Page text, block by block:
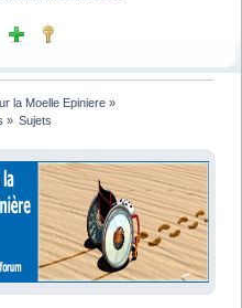
la Moelle Epiniere »
» Sujets